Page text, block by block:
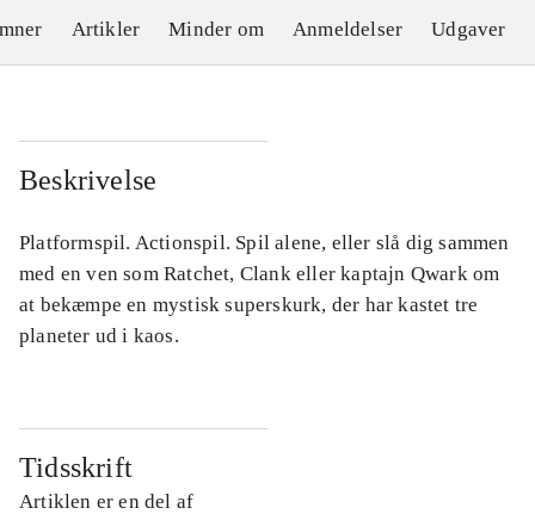
Artikler Minder om Anmeldelser Udgaver
Beskrivelse
Platformspil. Actionspil. Spil alene, eller slå dig sammen
med en ven som Ratchet, Clank eller kaptajn Qwark om
at bekæmpe en mystisk superskurk, der har kastet tre
planeter ud i kaos.
Tidsskrift
Artiklen er en del af